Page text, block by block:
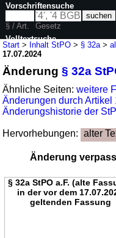
Start > Inhalt StPO > § 32a >
17.07.2024
Änderung§ 32a
Ähnliche Seiten:weitere
Änderungen durch
Änderungshistorie der
Hervorhebungen: alter
Änderung
§ 32a StPO a.F. (alte
in der vor dem
geltenden Fassung
Vorschriftensuche
§ / Art.
Gesetz
Volltextsuche